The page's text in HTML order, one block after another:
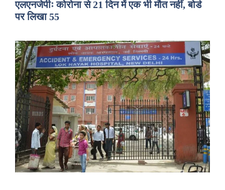
एलएनजेपीः कोरोना से 21 दिन में एक भी मौत नहीं, बोर्ड
पर लिखा 55